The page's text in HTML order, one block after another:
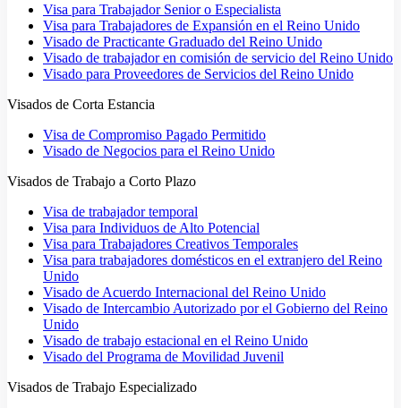
Visa para Trabajador Senior o Especialista
Visa para Trabajadores de Expansión en el Reino Unido
Visado de Practicante Graduado del Reino Unido
Visado de trabajador en comisión de servicio del Reino Unido
Visado para Proveedores de Servicios del Reino Unido
Visados de Corta Estancia
Visa de Compromiso Pagado Permitido
Visado de Negocios para el Reino Unido
Visados de Trabajo a Corto Plazo
Visa de trabajador temporal
Visa para Individuos de Alto Potencial
Visa para Trabajadores Creativos Temporales
Visa para trabajadores domésticos en el extranjero del Reino
Unido
Visado de Acuerdo Internacional del Reino Unido
Visado de Intercambio Autorizado por el Gobierno del Reino
Unido
Visado de trabajo estacional en el Reino Unido
Visado del Programa de Movilidad Juvenil
Visados de Trabajo Especializado